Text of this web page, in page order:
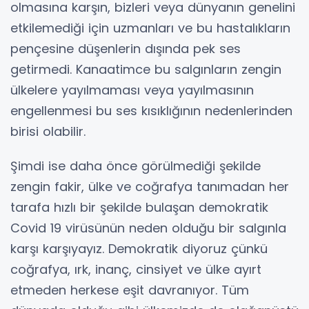
olmasına karşın, bizleri veya dünyanın genelini
etkilemediği için uzmanları ve bu hastalıkların
pençesine düşenlerin dışında pek ses
getirmedi. Kanaatimce bu salgınların zengin
ülkelere yayılmaması veya yayılmasının
engellenmesi bu ses kısıklığının nedenlerinden
birisi olabilir.
Şimdi ise daha önce görülmediği şekilde
zengin fakir, ülke ve coğrafya tanımadan her
tarafa hızlı bir şekilde bulaşan demokratik
Covid 19 virüsünün neden olduğu bir salgınla
karşı karşıyayız. Demokratik diyoruz çünkü
coğrafya, ırk, inanç, cinsiyet ve ülke ayırt
etmeden herkese eşit davranıyor. Tüm